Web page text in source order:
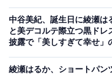
中谷美紀、誕生日に綾瀬は
と美デコルテ際立つ黒ドレ
披露で「美しすぎて幸せ」
綾瀬はるか、ショートパン